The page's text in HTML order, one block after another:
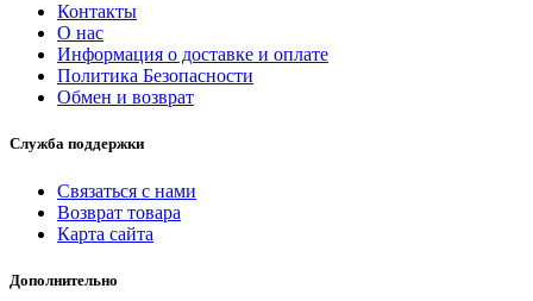
Контакты
О нас
Информация о доставке и оплате
Политика Безопасности
Обмен и возврат
Служба поддержки
Связаться с нами
Возврат товара
Карта сайта
Дополнительно